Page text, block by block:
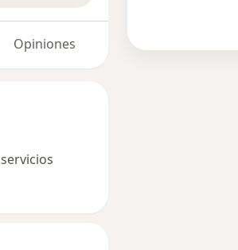
Opiniones